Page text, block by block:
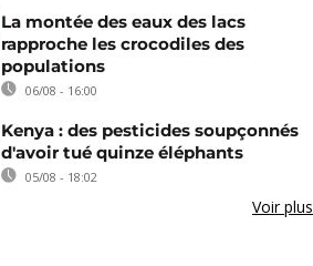
La montée des eaux des lacs
rapproche les crocodiles des
populations
06/08 - 16:00
Kenya : des pesticides soupçonnés
d'avoir tué quinze éléphants
05/08 - 18:02
Voir plus